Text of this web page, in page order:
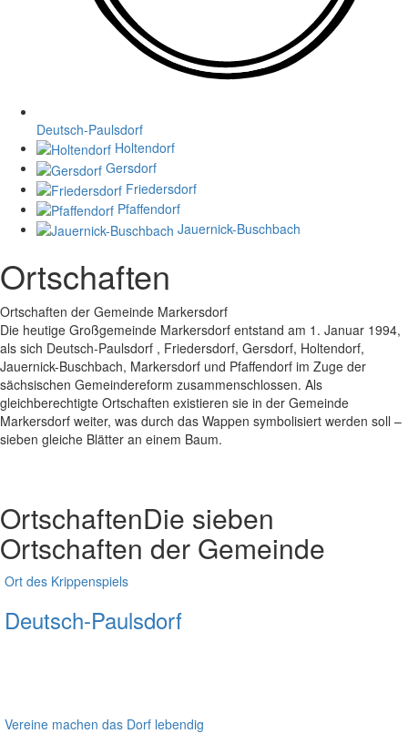
Deutsch-Paulsdorf
Holtendorf
Gersdorf
Friedersdorf
Pfaffendorf
Jauernick-Buschbach
Ortschaften
Ortschaften der Gemeinde Markersdorf
Die heutige Großgemeinde Markersdorf entstand am 1. Januar 1994,
als sich Deutsch-Paulsdorf , Friedersdorf, Gersdorf, Holtendorf,
Jauernick-Buschbach, Markersdorf und Pfaffendorf im Zuge der
sächsischen Gemeindereform zusammenschlossen. Als
gleichberechtigte Ortschaften existieren sie in der Gemeinde
Markersdorf weiter, was durch das Wappen symbolisiert werden soll –
sieben gleiche Blätter an einem Baum.
OrtschaftenDie sieben
Ortschaften der Gemeinde
Ort des Krippenspiels
Deutsch-Paulsdorf
Vereine machen das Dorf lebendig